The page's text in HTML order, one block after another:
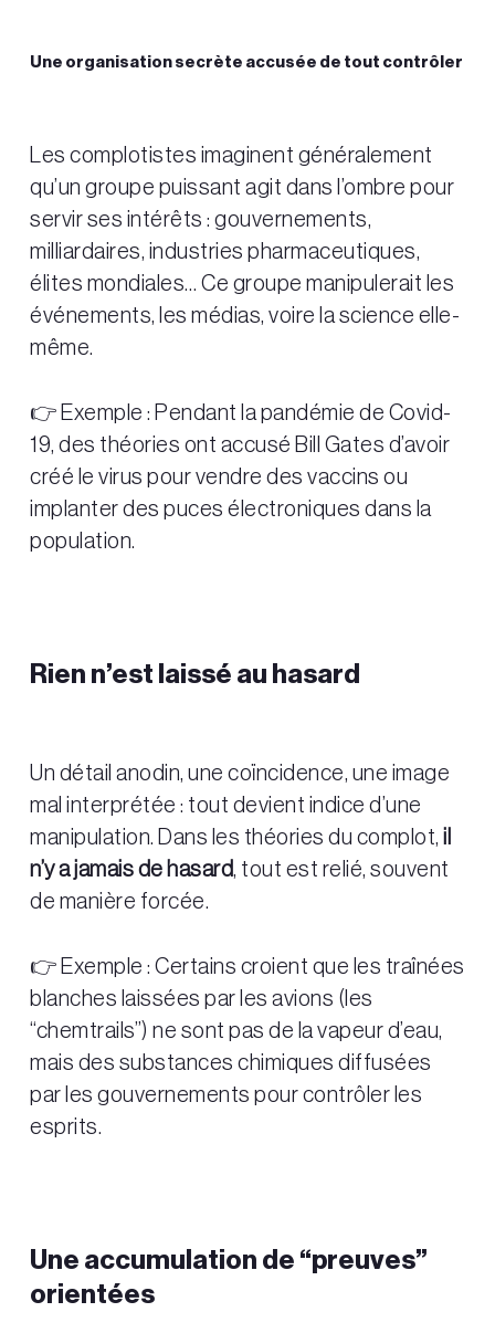
Une organisation secrète accusée de tout contrôler
Les complotistes imaginent généralement
qu’un groupe puissant agit dans l’ombre pour
servir ses intérêts : gouvernements,
milliardaires, industries pharmaceutiques,
élites mondiales… Ce groupe manipulerait les
événements, les médias, voire la science elle-
même.
👉 Exemple : Pendant la pandémie de Covid-
19, des théories ont accusé Bill Gates d’avoir
créé le virus pour vendre des vaccins ou
implanter des puces électroniques dans la
population.
Rien n’est laissé au hasard
Un détail anodin, une coïncidence, une image
mal interprétée : tout devient indice d’une
manipulation. Dans les théories du complot,il
n’y a jamais de hasard, tout est relié, souvent
de manière forcée.
👉 Exemple : Certains croient que les traînées
blanches laissées par les avions (les
“chemtrails”) ne sont pas de la vapeur d’eau,
mais des substances chimiques diffusées
par les gouvernements pour contrôler les
esprits.
Une accumulation de “preuves”
orientées